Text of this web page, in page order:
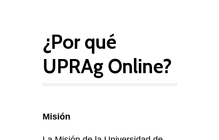
¿Por qué
UPRAg Online?
Misión